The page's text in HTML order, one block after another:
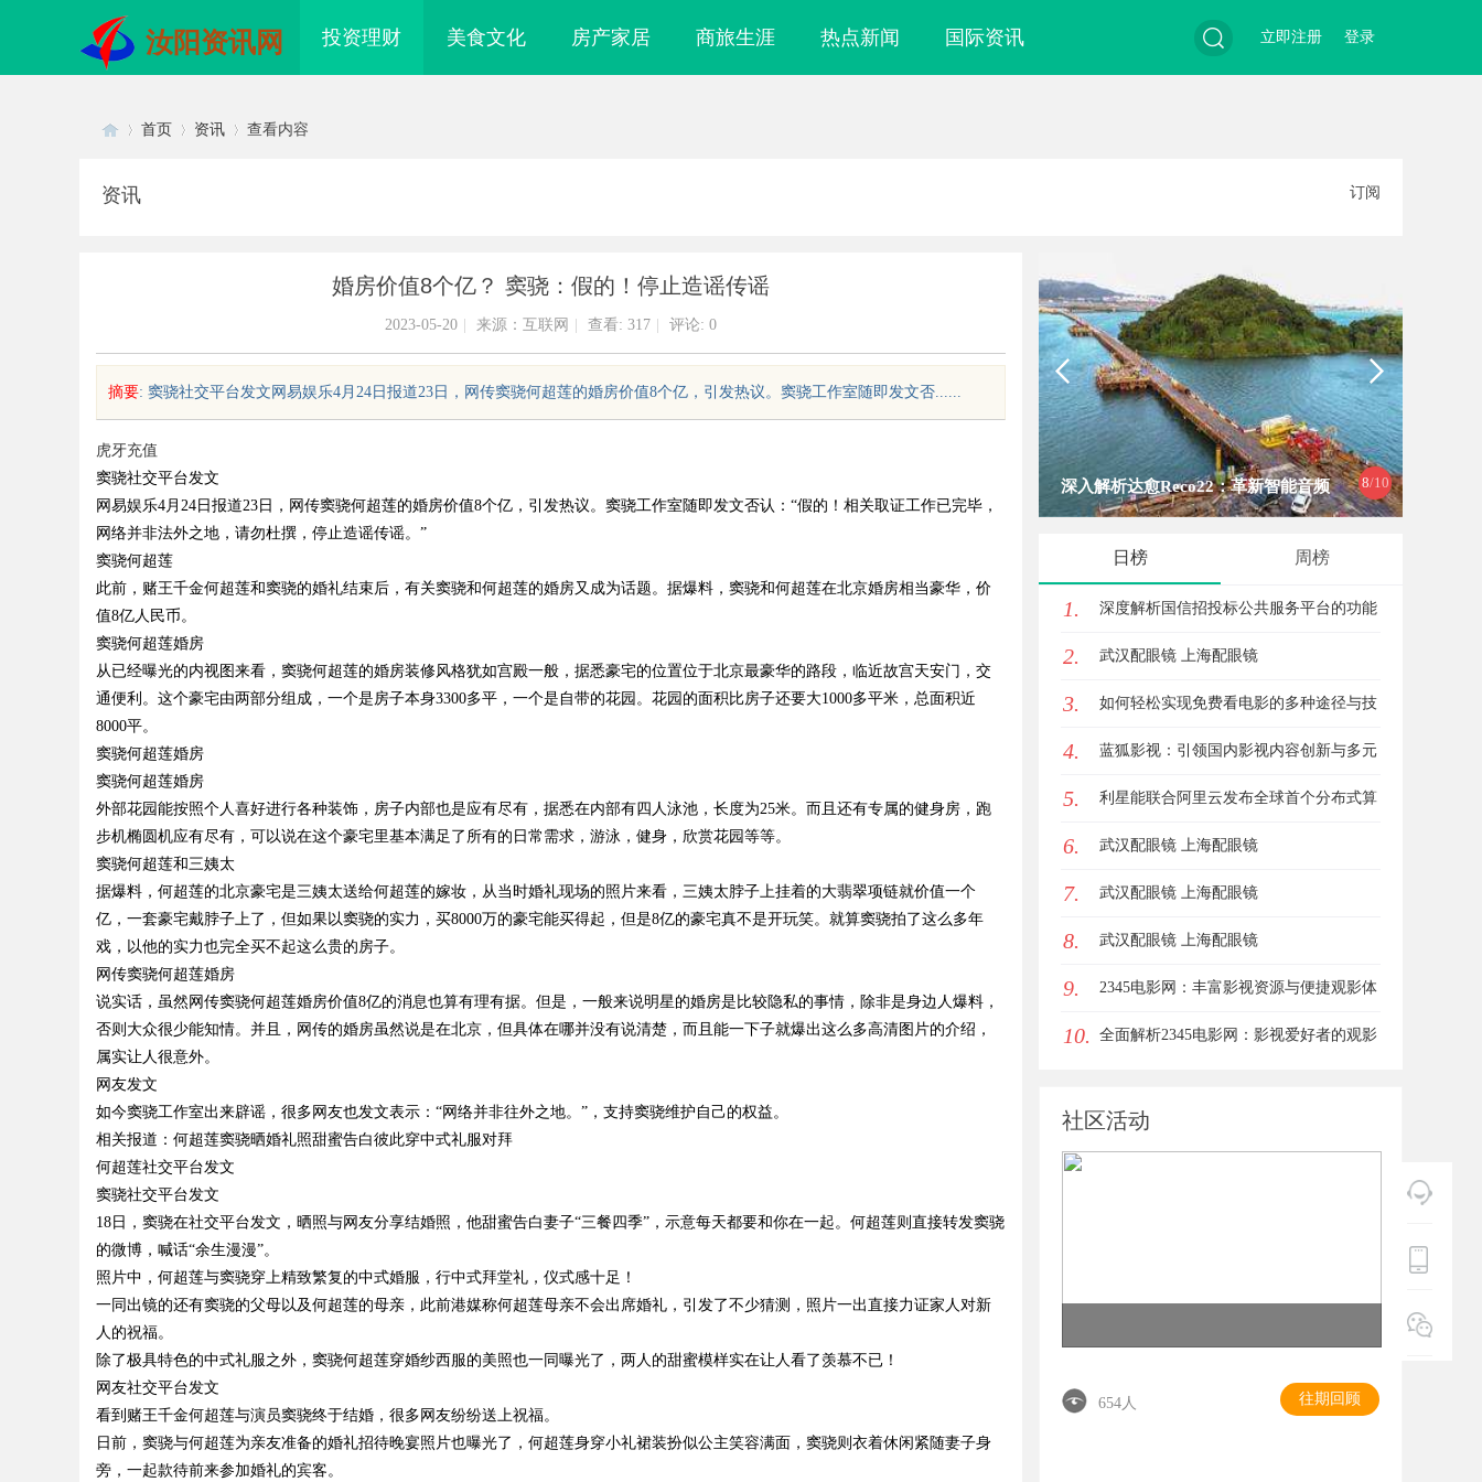
汝阳资讯网 投资理财 美食文化 房产家居 商旅生涯 热点新闻 国际资讯 登录
立即注册
sc
uz
!
Bo
ar
首页 资讯 查看内容
资讯 订阅
婚房价值8个亿？ 窦骁：假的！停止造谣传谣
2023-05-20 来源：互联网 查看: 317 评论: 0
摘要: 窦骁社交平台发文网易娱乐4月24日报道23日，网传窦骁何超莲的婚房价值8个亿，引发热议。窦骁工作室随即发文否......
虎牙充值
窦骁社交平台发文
网易娱乐4月24日报道23日，网传窦骁何超莲的婚房价值8个亿，引发热议。窦骁工作室随即发文否认：“假的！相关取证工作已完毕，
网络并非法外之地，请勿杜撰，停止造谣传谣。”
窦骁何超莲
此前，赌王千金何超莲和窦骁的婚礼结束后，有关窦骁和何超莲的婚房又成为话题。据爆料，窦骁和何超莲在北京婚房相当豪华，价
值8亿人民币。
窦骁何超莲婚房
从已经曝光的内视图来看，窦骁何超莲的婚房装修风格犹如宫殿一般，据悉豪宅的位置位于北京最豪华的路段，临近故宫天安门，交
通便利。这个豪宅由两部分组成，一个是房子本身3300多平，一个是自带的花园。花园的面积比房子还要大1000多平米，总面积近
8000平。
窦骁何超莲婚房
窦骁何超莲婚房
外部花园能按照个人喜好进行各种装饰，房子内部也是应有尽有，据悉在内部有四人泳池，长度为25米。而且还有专属的健身房，跑
步机椭圆机应有尽有，可以说在这个豪宅里基本满足了所有的日常需求，游泳，健身，欣赏花园等等。
窦骁何超莲和三姨太
据爆料，何超莲的北京豪宅是三姨太送给何超莲的嫁妆，从当时婚礼现场的照片来看，三姨太脖子上挂着的大翡翠项链就价值一个
亿，一套豪宅戴脖子上了，但如果以窦骁的实力，买8000万的豪宅能买得起，但是8亿的豪宅真不是开玩笑。就算窦骁拍了这么多年
戏，以他的实力也完全买不起这么贵的房子。
网传窦骁何超莲婚房
说实话，虽然网传窦骁何超莲婚房价值8亿的消息也算有理有据。但是，一般来说明星的婚房是比较隐私的事情，除非是身边人爆料，
否则大众很少能知情。并且，网传的婚房虽然说是在北京，但具体在哪并没有说清楚，而且能一下子就爆出这么多高清图片的介绍，
属实让人很意外。
网友发文
如今窦骁工作室出来辟谣，很多网友也发文表示：“网络并非往外之地。”，支持窦骁维护自己的权益。
相关报道：何超莲窦骁晒婚礼照甜蜜告白彼此穿中式礼服对拜
何超莲社交平台发文
窦骁社交平台发文
18日，窦骁在社交平台发文，晒照与网友分享结婚照，他甜蜜告白妻子“三餐四季”，示意每天都要和你在一起。何超莲则直接转发窦骁
的微博，喊话“余生漫漫”。
照片中，何超莲与窦骁穿上精致繁复的中式婚服，行中式拜堂礼，仪式感十足！
一同出镜的还有窦骁的父母以及何超莲的母亲，此前港媒称何超莲母亲不会出席婚礼，引发了不少猜测，照片一出直接力证家人对新
人的祝福。
除了极具特色的中式礼服之外，窦骁何超莲穿婚纱西服的美照也一同曝光了，两人的甜蜜模样实在让人看了羡慕不已！
网友社交平台发文
看到赌王千金何超莲与演员窦骁终于结婚，很多网友纷纷送上祝福。
日前，窦骁与何超莲为亲友准备的婚礼招待晚宴照片也曝光了，何超莲身穿小礼裙装扮似公主笑容满面，窦骁则衣着休闲紧随妻子身
旁，一起款待前来参加婚礼的宾客。
8/10
眼镜 上海配眼镜
与优势
深入解析达愈Reco22：革新智能音频
日榜 周榜
1. 深度解析国信招投标公共服务平台的功能
与优势
2. 武汉配眼镜 上海配眼镜
3. 如何轻松实现免费看电影的多种途径与技
巧分享
4. 蓝狐影视：引领国内影视内容创新与多元
化发展的先锋力量
5. 利星能联合阿里云发布全球首个分布式算
电协同解决方案
6. 武汉配眼镜 上海配眼镜
7. 武汉配眼镜 上海配眼镜
8. 武汉配眼镜 上海配眼镜
9. 2345电影网：丰富影视资源与便捷观影体
验的最佳选择
10. 全面解析2345电影网：影视爱好者的观影
社区活动
654人 往期回顾